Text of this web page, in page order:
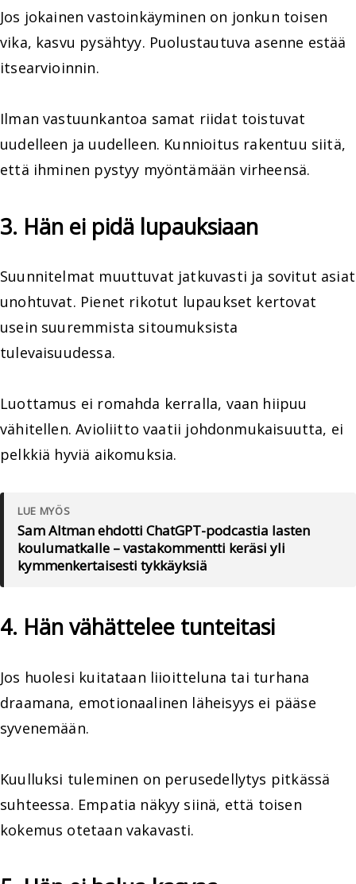
Jos jokainen vastoinkäyminen on jonkun toisen
vika, kasvu pysähtyy. Puolustautuva asenne estää
itsearvioinnin.
Ilman vastuunkantoa samat riidat toistuvat
uudelleen ja uudelleen. Kunnioitus rakentuu siitä,
että ihminen pystyy myöntämään virheensä.
3. Hän ei pidä lupauksiaan
Suunnitelmat muuttuvat jatkuvasti ja sovitut asiat
unohtuvat. Pienet rikotut lupaukset kertovat
usein suuremmista sitoumuksista
tulevaisuudessa.
Luottamus ei romahda kerralla, vaan hiipuu
vähitellen. Avioliitto vaatii johdonmukaisuutta, ei
pelkkiä hyviä aikomuksia.
LUE MYÖS
Sam Altman ehdotti ChatGPT-podcastia lasten
koulumatkalle – vastakommentti keräsi yli
kymmenkertaisesti tykkäyksiä
4. Hän vähättelee tunteitasi
Jos huolesi kuitataan liioitteluna tai turhana
draamana, emotionaalinen läheisyys ei pääse
syvenemään.
Kuulluksi tuleminen on perusedellytys pitkässä
suhteessa. Empatia näkyy siinä, että toisen
kokemus otetaan vakavasti.